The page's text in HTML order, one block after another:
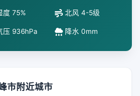
度 75% 北风 4-5级
压 936hPa 降水 0mm
市附近城市